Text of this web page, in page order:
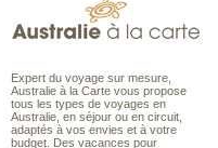
Expert du voyage sur mesure,
Australie à la Carte vous propose
tous les types de voyages en
Australie, en séjour ou en circuit,
adaptés à vos envies et à votre
budget. Des vacances pour